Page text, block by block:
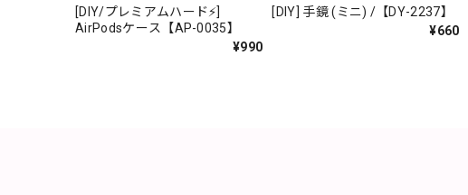
[DIY/プレミアムハード⚡️]
AirPodsケース【AP-0035】
¥990
[DIY] 手鏡 (ミニ) /【DY-2237】
¥660